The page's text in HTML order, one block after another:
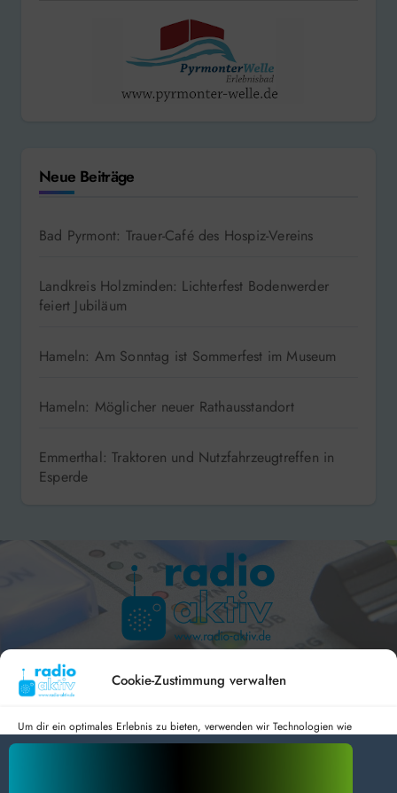
Cookie-Zustimmung verwalten
Um dir ein optimales Erlebnis zu bieten, verwenden wir Technologien wie
Cookies, um Geräteinformationen zu speichern und/oder darauf zuzugreifen.
Neue Beiträge
Bad Pyrmont: Trauer-Café des Hospiz-Vereins
Landkreis Holzminden: Lichterfest Bodenwerder
feiert Jubiläum
Hameln: Am Sonntag ist Sommerfest im Museum
Hameln: Möglicher neuer Rathausstandort
Emmerthal: Traktoren und Nutzfahrzeugtreffen in
Esperde
Hameln 99.3 – Bad Pyrmont 94.8 – Bad Münder 107.2 –
DAB+ 9C